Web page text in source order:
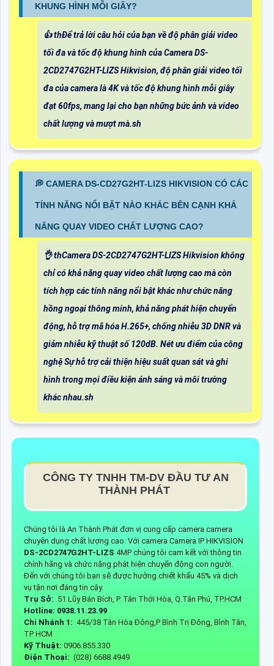
KHUNG HÌNH MỖI GIÂY?
👍 thĐể trả lời câu hỏi của bạn về độ phân giải video
tối đa và tốc độ khung hình của Camera DS-
2CD2747G2HT-LIZS Hikvision, độ phân giải video tối
đa của camera là 4K và tốc độ khung hình mỗi giây
đạt 60fps, mang lại cho bạn những bức ảnh và video
chất lượng và mượt mà.sh
️💭 CAMERA DS-CD27G2HT-LIZS HIKVISION CÓ CÁC
TÍNH NĂNG NỔI BẬT NÀO KHÁC BÊN CẠNH KHẢ
NĂNG QUAY VIDEO CHẤT LƯỢNG CAO?
👌 thCamera DS-2CD2747G2HT-LIZS Hikvision không
chỉ có khả năng quay video chất lượng cao mà còn
tích hợp các tính năng nổi bật khác như chức năng
hồng ngoại thông minh, khả năng phát hiện chuyển
động, hỗ trợ mã hóa H.265+, chống nhiễu 3D DNR và
giảm nhiễu kỹ thuật số 120dB. Nét ưu điểm của công
nghệ Sự hỗ trợ cải thiện hiệu suất quan sát và ghi
hình trong mọi điều kiện ánh sáng và môi trường
khác nhau.sh
CÔNG TY TNHH TM-DV ĐẦU TƯ AN
THÀNH PHÁT
Chúng tôi là An Thành Phát đơn vị cung cấp camera camera
chuyên dụng chất lượng cao. Với camera Camera IP HIKVISION
DS-2CD2747G2HT-LIZS 4MP chúng tôi cam kết với thông tin
chính hãng và chức năng phát hiện chuyển động con người.
Đến với chúng tôi bạn sẽ được hưởng chiết khấu 45% và dịch
vụ tận nơi đáng tin cậy.
Trụ Sở: 51 Lũy Bán Bích, P. Tân Thới Hòa, Q.Tân Phú, TP.HCM
Hotline: 0938.11.23.99
Chi Nhánh 1: 445/38 Tân Hòa Đông,P Bình Trị Đông, Bình Tân,
TP HCM
Kỹ Thuật: 0906.855.330
Điện Thoại: (028) 6688.4949